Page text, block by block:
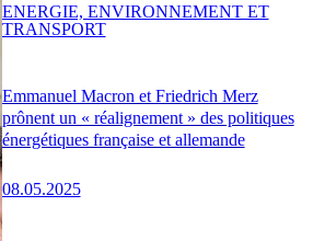
Emmanuel Macron et Friedrich Merz
prônent un « réalignement » des politiques
énergétiques française et allemande
08.05.2025
ENERGIE, ENVIRONNEMENT ET
TRANSPORT